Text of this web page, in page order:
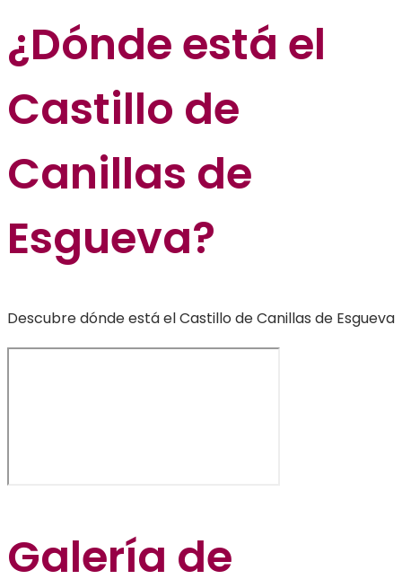
¿Dónde está el
Castillo de
Canillas de
Esgueva?
Descubre dónde está el Castillo de Canillas de Esgueva
Galería de